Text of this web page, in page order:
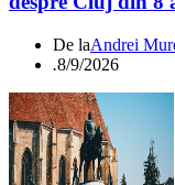
De laAndrei
.8/9/2026